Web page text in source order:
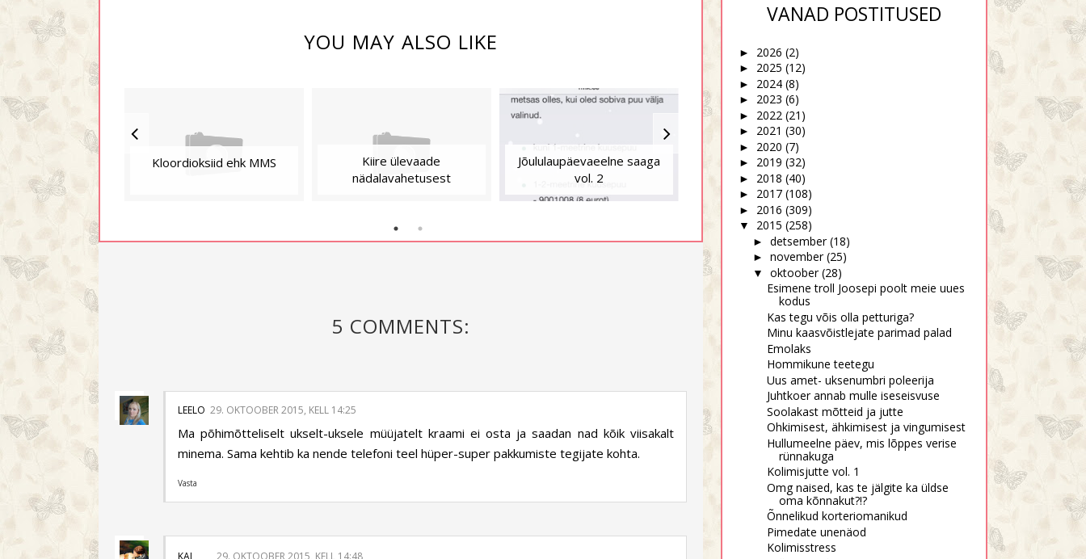
YOU MAY ALSO LIKE
Kloordioksiid ehk MMS
Kiire ülevaade
nädalavahetusest
Jõululaupäevaeelne saaga
vol. 2
Inimene kui tiksuv pomm Emakaväline rasedus
5 COMMENTS:
LEELO 29. OKTOOBER 2015, KELL 14:25
Ma põhimõtteliselt ukselt-uksele müüjatelt kraami ei osta ja saadan nad kõik viisakalt
minema. Sama kehtib ka nende telefoni teel hüper-super pakkumiste tegijate kohta.
Vasta
KAI 29. OKTOOBER 2015, KELL 14:48
VANAD POSTITUSED
► 2026 (2)
► 2025 (12)
► 2024 (8)
► 2023 (6)
► 2022 (21)
► 2021 (30)
► 2020 (7)
► 2019 (32)
► 2018 (40)
► 2017 (108)
► 2016 (309)
▼ 2015 (258)
► detsember (18)
► november (25)
▼ oktoober (28)
Esimene troll Joosepi poolt meie uues
kodus
Kas tegu võis olla petturiga?
Minu kaasvõistlejate parimad palad
Emolaks
Hommikune teetegu
Uus amet- uksenumbri poleerija
Juhtkoer annab mulle iseseisvuse
Soolakast mõtteid ja jutte
Ohkimisest, ähkimisest ja vingumisest
Hullumeelne päev, mis lõppes verise
rünnakuga
Kolimisjutte vol. 1
Omg naised, kas te jälgite ka üldse
oma kõnnakut?!?
Õnnelikud korteriomanikud
Pimedate unenäod
Kolimisstress